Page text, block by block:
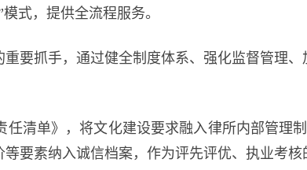
式，提供全流程服务。
抓手，通过健全制度体系、强化监督管理、
单》，将文化建设要求融入律所内部管理
要素纳入诚信档案，作为评先评优、执业考